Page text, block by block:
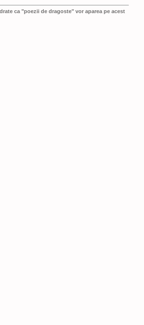
ca "poezii de dragoste" vor aparea pe acest